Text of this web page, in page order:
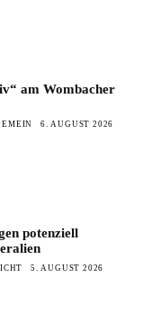
am Wombacher
6. AUGUST 2026
potenziell
5. AUGUST 2026